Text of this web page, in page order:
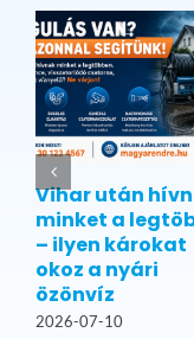
Vihar után
minket a
– ilyen károkat
okoz a nyári
özönvíz
2026-07-10